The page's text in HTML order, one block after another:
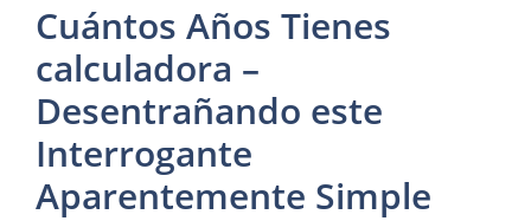
Cuántos Años Tienes
calculadora –
Desentrañando este
Interrogante
Aparentemente Simple